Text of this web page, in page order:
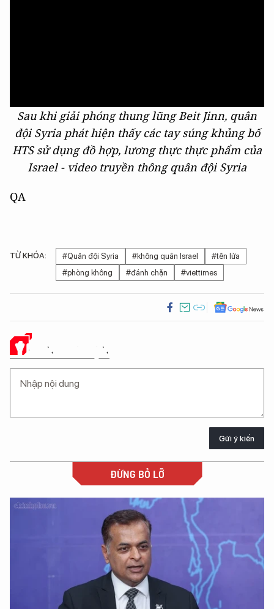
Sau khi giải phóng thung lũng Beit Jinn, quân
đội Syria phát hiện thấy các tay súng khủng bố
HTS sử dụng đồ hợp, lương thực thực phẩm của
Israel - video truyền thông quân đội Syria
QA
TỪ KHÓA: #Quân đội Syria #không quân Israel
#tên lửa
#phòng không
#đánh chặn #viettimes
Ý KIẾN CỦA BẠN
Gửi ý kiến
ĐỪNG BỎ LỠ